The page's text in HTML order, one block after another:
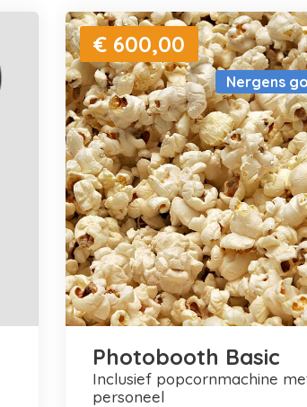
Nergens
€ 600,00
Photobooth Basic
inclusief popcornmachine met
personeel